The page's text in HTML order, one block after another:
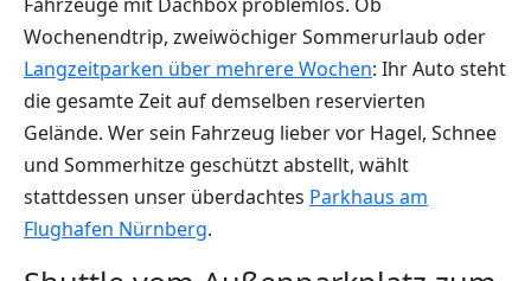
Wochenendtrip, zweiwöchiger Sommerurlaub oder
Langzeitparken über mehrere Wochen: Ihr Auto steht
die gesamte Zeit auf demselben reservierten
Gelände. Wer sein Fahrzeug lieber vor Hagel, Schnee
und Sommerhitze geschützt abstellt, wählt
stattdessen unser überdachtes Parkhaus am
Flughafen Nürnberg.